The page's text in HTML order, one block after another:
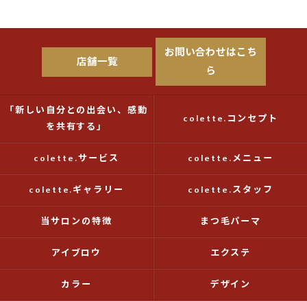
店舗一覧
お問い合わせはこち
ら
「新しい自分との出会い、感動
を共有する」
colette.コンセプト
colette.サービス colette.メニュー
colette.ギャラリー colette.スタッフ
当サロンの特徴 まつ毛パーマ
アイブロウ エクステ
カラー デザイン